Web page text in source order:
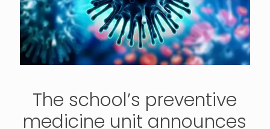
The school’s preventive
medicine unit announces